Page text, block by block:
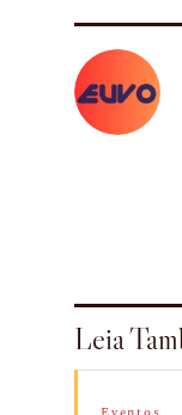
Leia